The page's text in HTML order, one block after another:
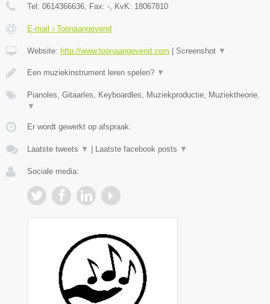
Tel: 0614366636, Fax: -, KvK: 18067810
E-mail › Toonaangevend
Website: http://www.toonaangevend.com Screenshot ▼
Een muziekinstrument leren spelen? ▼
Pianoles, Gitaarles, Keyboardles, Muziekproductie, Muziektheorie,
▼
Er wordt gewerkt op afspraak.
Laatste tweets ▼ Laatste facebook posts ▼
Sociale media: